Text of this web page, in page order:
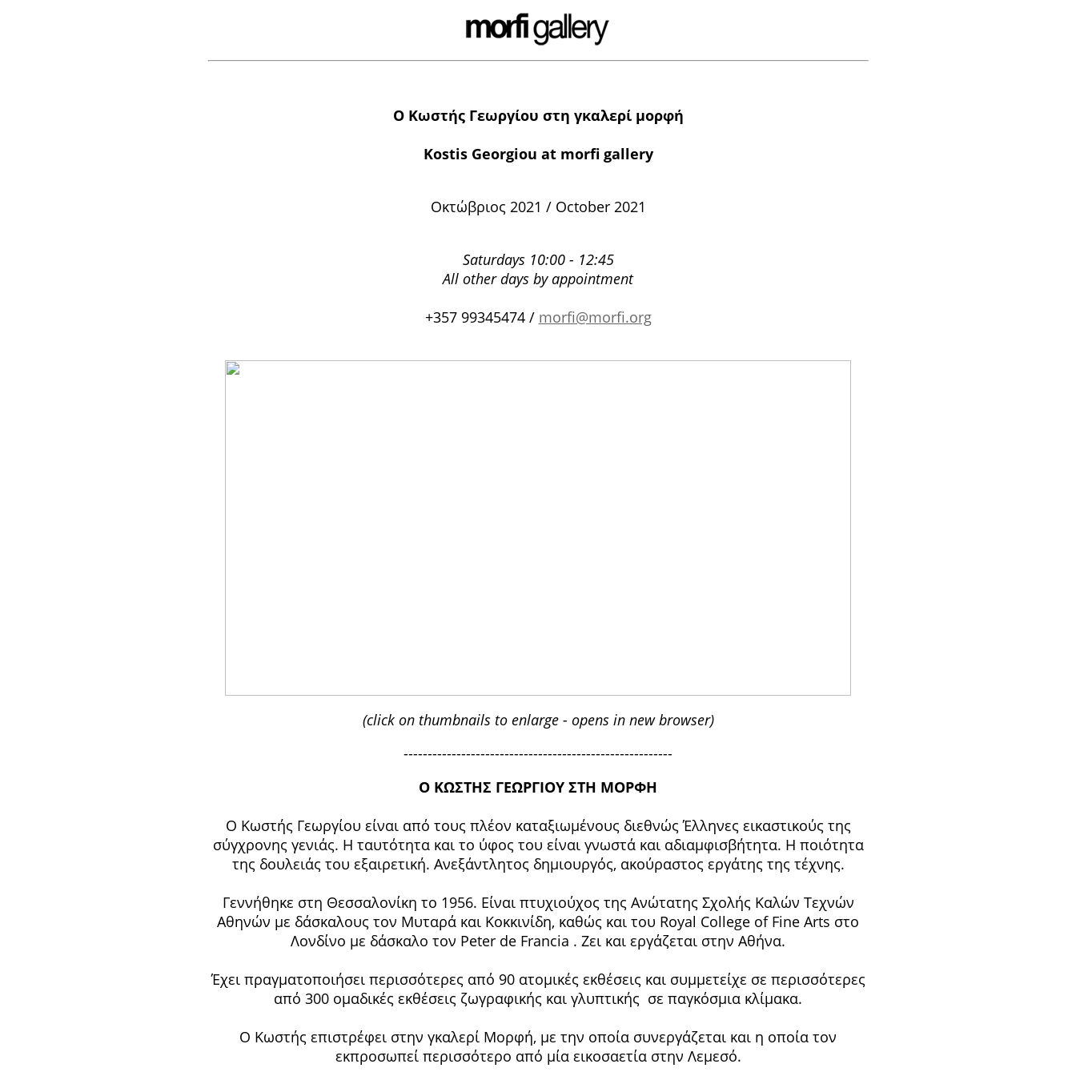
Ο Κωστής Γεωργίου στη γκαλερί μορφή
Kostis Georgiou at morfi gallery
Οκτώβριος 2021 / October 2021
Saturdays 10:00 - 12:45
All other days by appointment
+357 99345474 / morfi@morfi.org
(click on thumbnails to enlarge - opens in new browser)
--------------------------------------------------------
Ο ΚΩΣΤΗΣ ΓΕΩΡΓΙΟΥ ΣΤΗ ΜΟΡΦΗ
Ο Κωστής Γεωργίου είναι από τους πλέον καταξιωμένους διεθνώς Έλληνες εικαστικούς της
σύγχρονης γενιάς. Η ταυτότητα και το ύφος του είναι γνωστά και αδιαμφισβήτητα. Η ποιότητα
της δουλειάς του εξαιρετική. Ανεξάντλητος δημιουργός, ακούραστος εργάτης της τέχνης.
Γεννήθηκε στη Θεσσαλονίκη το 1956. Είναι πτυχιούχος της Ανώτατης Σχολής Καλών Τεχνών
Αθηνών με δάσκαλους τον Μυταρά και Κοκκινίδη, καθώς και του Royal College of Fine Arts στο
Λονδίνο με δάσκαλο τον Peter de Francia . Ζει και εργάζεται στην Αθήνα.
Έχει πραγματοποιήσει περισσότερες από 90 ατομικές εκθέσεις και συμμετείχε σε περισσότερες
από 300 ομαδικές εκθέσεις ζωγραφικής και γλυπτικής σε παγκόσμια κλίμακα.
Ο Κωστής επιστρέφει στην γκαλερί Μορφή, με την οποία συνεργάζεται και η οποία τον
εκπροσωπεί περισσότερο από μία εικοσαετία στην Λεμεσό.